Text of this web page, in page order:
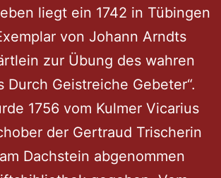
liegt ein 1742 in Tübingen
von Johann Arndts
zur Übung des wahren
Durch Geistreiche Gebeter“.
1756 vom Kulmer Vicarius
der Gertraud Trischerin
Dachstein abgenommen